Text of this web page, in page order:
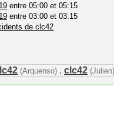
entre 05:00 et 05:15
entre 03:00 et 03:15
de clc42
(Arquenso) , clc42 (Julien)